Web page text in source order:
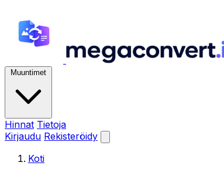
Muuntimet
Hinnat Tietoja
Kirjaudu Rekisteröidy
Koti